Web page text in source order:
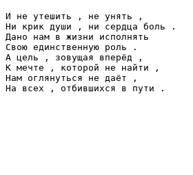
И не утешить , не унять ,
Ни крик души , ни сердца боль .
Дано нам в жизни исполнять
Свою единственную роль .
А цель , зовущая вперёд ,
К мечте , которой не найти ,
Нам оглянуться не даёт ,
На всех , отбившихся в пути .